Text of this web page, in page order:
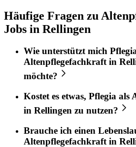
Häufige Fragen zu
Jobs in Rellingen
Wie unterstützt mich
Altenpflegefachkraftin
möchte?
Kostet es etwas, Pflegia als
in Rellingen zu nutzen?
Brauche ich einen
Altenpflegefachkraft in